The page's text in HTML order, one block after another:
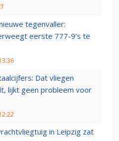
tegenvaller:
eerste 777-9’s te
Dat vliegen
lijkt geen probleem voor
in Leipzig zat